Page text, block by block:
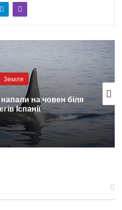
Земля
на човен біля
Іспанії